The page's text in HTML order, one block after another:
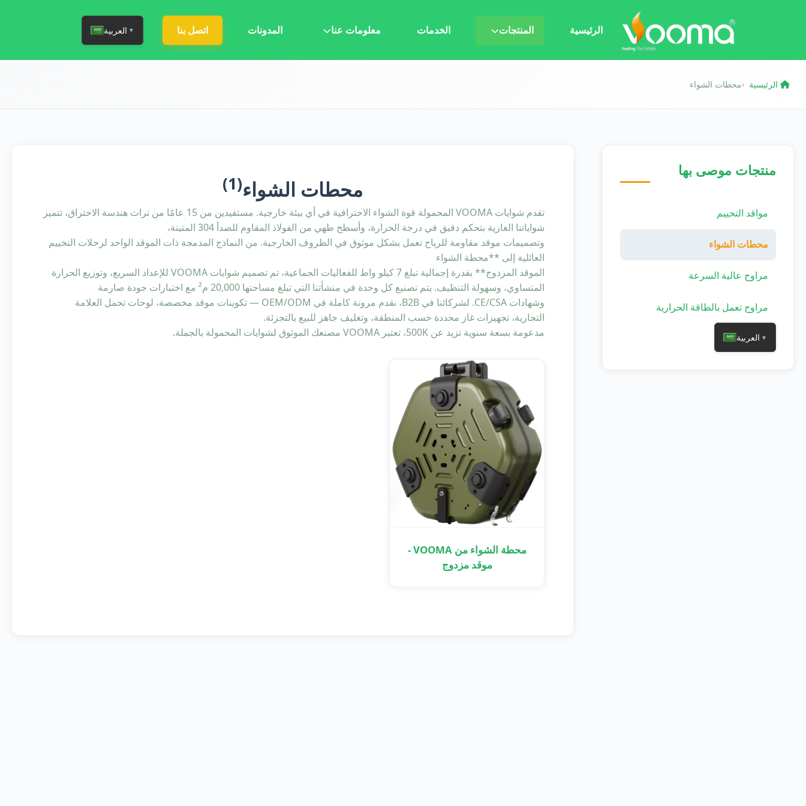
الرئيسية المنتجات الخدمات معلومات عنا المدونات اتصل بنا العربية ▼
الرئيسية ›محطات الشواء
منتجات موصى بها
مواقد التخييم
محطات الشواء
مراوح عالية السرعة
مراوح تعمل بالطاقة الحرارية
العربية ▼
محطات الشواء(1)
تقدم شوايات VOOMA المحمولة قوة الشواء الاحترافية في أي بيئة خارجية. مستفيدين من 15 عامًا من تراث هندسة الاحتراق، تتميز
شواياتنا الغازية بتحكم دقيق في درجة الحرارة، وأسطح طهي من الفولاذ المقاوم للصدأ 304 المتينة،
وتصميمات موقد مقاومة للرياح تعمل بشكل موثوق في الظروف الخارجية. من النماذج المدمجة ذات الموقد الواحد لرحلات التخييم
العائلية إلى **محطة الشواء
الموقد المزدوج** بقدرة إجمالية تبلغ 7 كيلو واط للفعاليات الجماعية، تم تصميم شوايات VOOMA للإعداد السريع، وتوزيع الحرارة
المتساوي، وسهولة التنظيف. يتم تصنيع كل وحدة في منشأتنا التي تبلغ مساحتها 20,000 م² مع اختبارات جودة صارمة
وشهادات CE/CSA. لشركائنا في B2B، نقدم مرونة كاملة في OEM/ODM — تكوينات موقد مخصصة، لوحات تحمل العلامة
التجارية، تجهيزات غاز محددة حسب المنطقة، وتغليف جاهز للبيع بالتجزئة.
مدعومة بسعة سنوية تزيد عن 500K، تعتبر VOOMA مصنعك الموثوق لشوايات المحمولة بالجملة.
محطة الشواء من VOOMA -
موقد مزدوج